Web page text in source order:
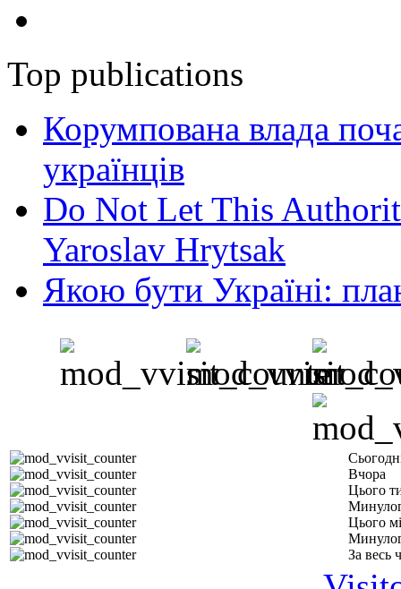
Top publications
Корумпована влада
українців
Do Not Let This
Yaroslav Hrytsak
Якою бути Україні:
Вчора
Цього
Цього
За весь